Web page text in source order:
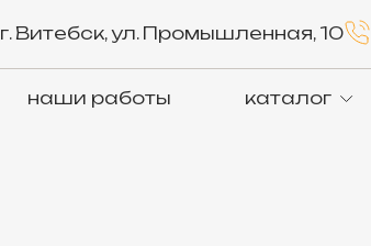
г. Витебск, ул. Промышленная, 10
наши работы каталог